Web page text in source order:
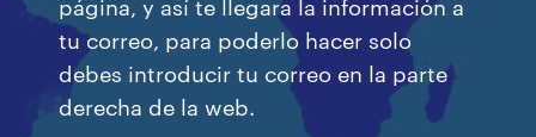
tu correo, para poderlo hacer solo
debes introducir tu correo en la parte
derecha de la web.